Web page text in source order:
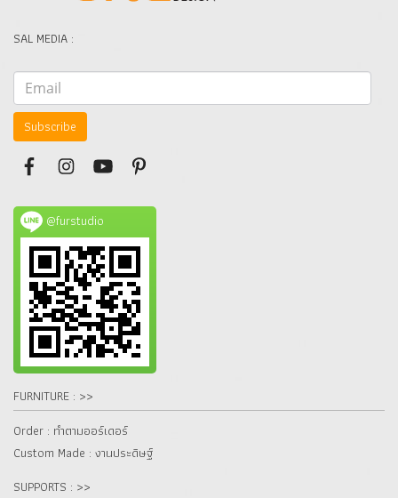
SAL MEDIA :
Subscribe
@furstudio
FURNITURE : >>
Order : ทำตามออร์เดอร์
Custom Made : งานประดิษฐ์
SUPPORTS : >>